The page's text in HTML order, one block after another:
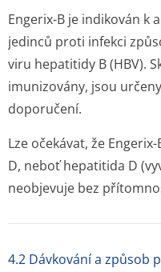
Engerix-B je indikován k
jedinců proti infekci
viru hepatitidy B (HBV).
imunizovány, jsou
doporučení.
Lze očekávat, že
D, neboť hepatitida D
neobjevuje bez
4.2 Dávkování a způsob